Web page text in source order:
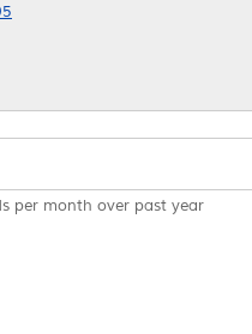
per month over past year